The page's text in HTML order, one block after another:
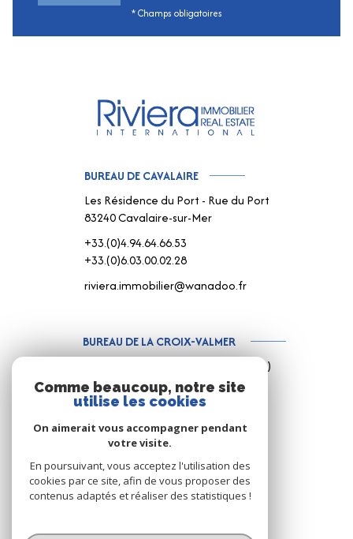
* Champs obligatoires
BUREAU DE CAVALAIRE
Les Résidence du Port - Rue du Port
83240 Cavalaire-sur-Mer
+33.(0)4.94.64.66.53
+33.(0)6.03.00.02.28
riviera.immobilier@wanadoo.fr
BUREAU DE LA CROIX-VALMER
187 Rue Louis Martin ( Rue centrale )
83420 La Croix-Valmer
+33.(0)4.94.79.59.18
+33.(0)6.15.75.38.65
info@rivimo.com
Comme beaucoup, notre site
utilise les cookies
On aimerait vous accompagner pendant
votre visite.
En poursuivant, vous acceptez l'utilisation des
cookies par ce site, afin de vous proposer des
contenus adaptés et réaliser des statistiques !